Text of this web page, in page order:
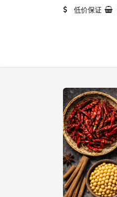
低价保证